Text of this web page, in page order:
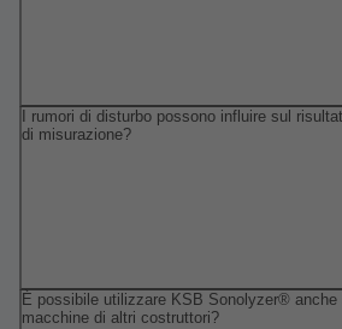
I rumori di disturbo possono influire sul
di misurazione?
È possibile utilizzare KSB Sonolyzer® anche
macchine di altri costruttori?